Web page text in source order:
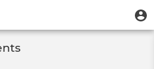
contenu